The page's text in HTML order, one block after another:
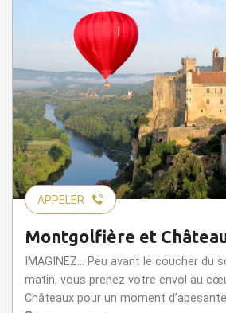
APPELER
Montgolfière et
IMAGINEZ… Peu avant le coucher du
matin, vous prenez votre envol au
Châteaux pour un moment